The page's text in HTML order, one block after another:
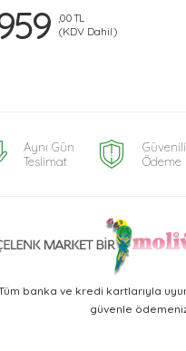
,00 TL
(KDV Dahil)
Aynı Gün
Teslimat
Ödeme
banka ve kredi kartlarıyla
güvenle